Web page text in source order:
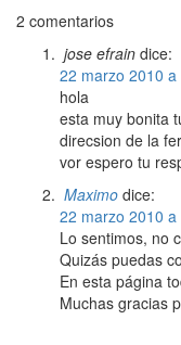
2 comentarios
jose efrain dice:
22 marzo 2010 a
hola
esta muy bonita
direcsion de la
vor espero tu
Maximo dice:
22 marzo 2010
Lo sentimos, no
Quizás puedas
En esta página
Muchas gracias